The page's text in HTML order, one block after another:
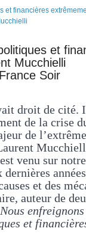
et
Mucchielli
Soir
droit de cité.
de la crise
de
venu sur
et des
auteur de
Nous
et